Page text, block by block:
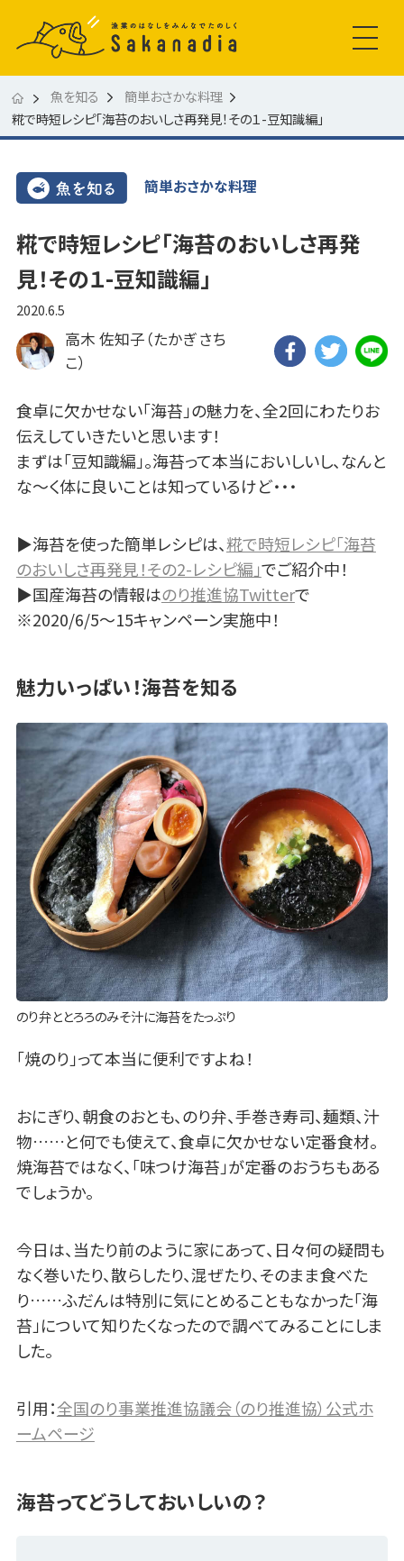
魚を知る
簡単おさかな料理
糀で時短レシピ「海苔のおいしさ再発見！その１-豆知識編」
簡単おさかな料理
糀で時短レシピ「海苔のおいしさ再発
見！その１-豆知識編」
2020.6.5
高木 佐知子（たかぎ さち
こ）
食卓に欠かせない「海苔」の魅力を、全2回にわたりお
伝えしていきたいと思います！
まずは「豆知識編」。海苔って本当においしいし、なんと
な～く体に良いことは知っているけど・・・
▶海苔を使った簡単レシピは、糀で時短レシピ「海苔
のおいしさ再発見！その2-レシピ編」でご紹介中！
▶国産海苔の情報はのり推進協Twitterで
※2020/6/5～15キャンペーン実施中！
魅力いっぱい！海苔を知る
のり弁ととろろのみそ汁に海苔をたっぷり
「焼のり」って本当に便利ですよね！
おにぎり、朝食のおとも、のり弁、手巻き寿司、麺類、汁
物……と何でも使えて、食卓に欠かせない定番食材。
焼海苔ではなく、「味つけ海苔」が定番のおうちもある
でしょうか。
今日は、当たり前のように家にあって、日々何の疑問も
なく巻いたり、散らしたり、混ぜたり、そのまま食べた
り……ふだんは特別に気にとめることもなかった「海
苔」について知りたくなったので調べてみることにしま
した。
引用：全国のり事業推進協議会（のり推進協）公式ホ
ームページ
海苔ってどうしておいしいの？